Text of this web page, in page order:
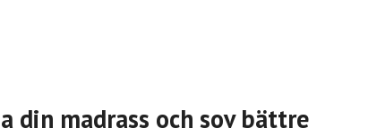
din madrass och sov bättre